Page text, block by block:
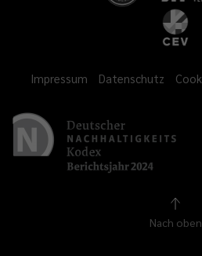
Impressum Datenschutz
Nach oben